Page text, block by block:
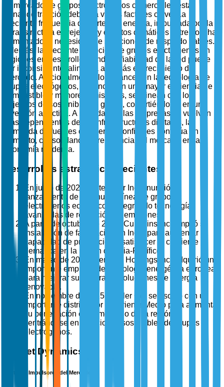
El mercado de grupos electrógenos comerciales está
ganando tracción debido a varios factores clave. La
creciente frecuencia de cortes de energía, impulsada por la
infraestructura envejecida y eventos climáticos extremos, ha
aumentado la necesidad de soluciones de respaldo fiables.
Además, la creciente adopción de grupos electrógenos en
regiones en desarrollo, donde la fiabilidad de la red puede
ser inconsistente, alimenta aún más el crecimiento del
mercado. Adicionalmente, los avances en la tecnología de
grupos electrógenos, que incluyen una mayor eficiencia de
combustible y menores emisiones, se alinean con los
objetivos de sostenibilidad global, convirtiéndolos en una
inversión atractiva. A medida que las empresas se vuelven
más dependientes de las infraestructuras digitales, la
demanda de fuentes de energía confiables continúa en
aumento, consolidando la relevancia del mercado en la
economía moderna.
Desarrollos estratégicos recientes
En junio de 2025, Caterpillar Inc. anunció el
lanzamiento de una nueva línea de grupos
electrógenos ecológicos, integrando tecnologías
avanzadas de reducción de emisiones.
A partir de octubre de 2025, Cummins Inc. amplió su
instalación de fabricación en India para aumentar la
capacidad de producción y satisfacer la creciente
demanda en la región de Asia-Pacífico.
En marzo de 2025, Generac Holdings Inc. adquirió una
importante empresa de tecnología energética europea
para mejorar su cartera de soluciones de energía
renovable.
En noviembre de 2025, Kohler Co. se asoció con un
importante distribuidor de Oriente Medio para aumentar
su penetración en el mercado de la región,
centrándose en soluciones sostenibles de grupos
electrógenos.
Market Dynamics
Factores Impulsores del Mercado